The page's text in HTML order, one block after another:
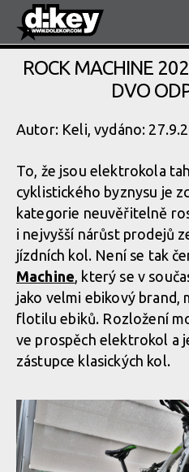
ROCK MACHINE
DVO
Autor: Keli, vydáno:
To, že jsou elektrokola
cyklistického byznysu je
kategorie neuvěřitelně
i nejvyšší nárůst prodejů
jízdních kol. Není se tak
Machine, který se v
jako velmi ebikový brand,
flotilu ebiků. Rozložení
ve prospěch elektrokol a
zástupce klasických kol.